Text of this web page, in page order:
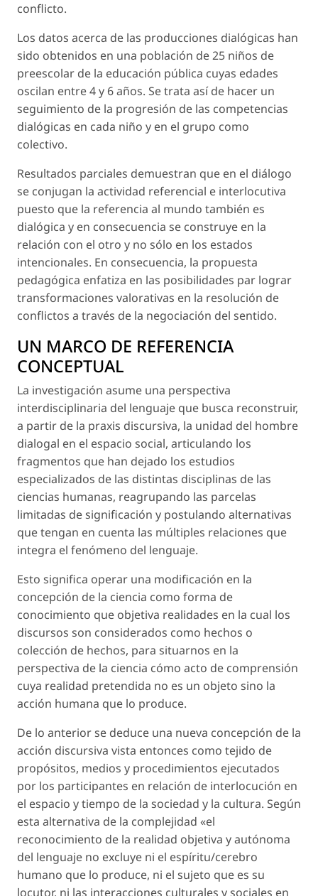
conflicto.
Los datos acerca de las producciones dialógicas han
sido obtenidos en una población de 25 niños de
preescolar de la educación pública cuyas edades
oscilan entre 4 y 6 años. Se trata así de hacer un
seguimiento de la progresión de las competencias
dialógicas en cada niño y en el grupo como
colectivo.
Resultados parciales demuestran que en el diálogo
se conjugan la actividad referencial e interlocutiva
puesto que la referencia al mundo también es
dialógica y en consecuencia se construye en la
relación con el otro y no sólo en los estados
intencionales. En consecuencia, la propuesta
pedagógica enfatiza en las posibilidades par lograr
transformaciones valorativas en la resolución de
conflictos a través de la negociación del sentido.
UN MARCO DE REFERENCIA
CONCEPTUAL
La investigación asume una perspectiva
interdisciplinaria del lenguaje que busca reconstruir,
a partir de la praxis discursiva, la unidad del hombre
dialogal en el espacio social, articulando los
fragmentos que han dejado los estudios
especializados de las distintas disciplinas de las
ciencias humanas, reagrupando las parcelas
limitadas de significación y postulando alternativas
que tengan en cuenta las múltiples relaciones que
integra el fenómeno del lenguaje.
Esto significa operar una modificación en la
concepción de la ciencia como forma de
conocimiento que objetiva realidades en la cual los
discursos son considerados como hechos o
colección de hechos, para situarnos en la
perspectiva de la ciencia cómo acto de comprensión
cuya realidad pretendida no es un objeto sino la
acción humana que lo produce.
De lo anterior se deduce una nueva concepción de la
acción discursiva vista entonces como tejido de
propósitos, medios y procedimientos ejecutados
por los participantes en relación de interlocución en
el espacio y tiempo de la sociedad y la cultura. Según
esta alternativa de la complejidad «el
reconocimiento de la realidad objetiva y autónoma
del lenguaje no excluye ni el espíritu/cerebro
humano que lo produce, ni el sujeto que es su
locutor, ni las interacciones culturales y sociales en